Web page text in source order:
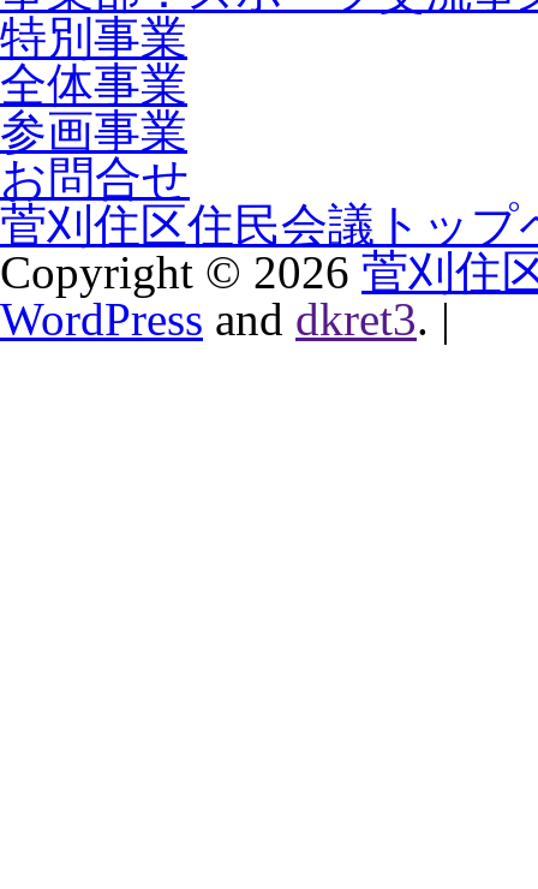
特別事業
全体事業
参画事業
お問合せ
菅刈住区住民会議トップ
Copyright © 2026 菅刈住
WordPress and dkret3. |